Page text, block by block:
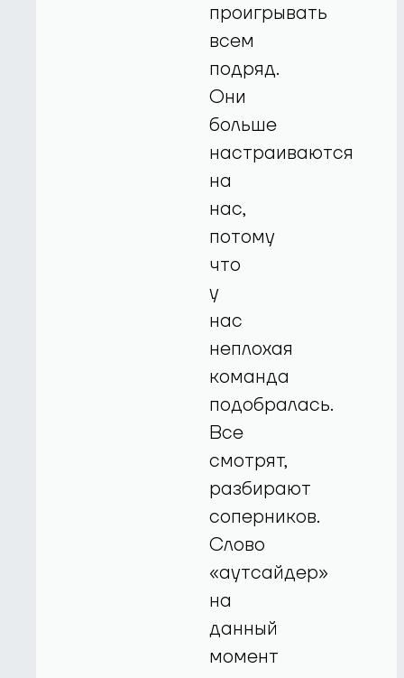
проигрывать
всем
подряд.
Они
больше
настраиваются
на
нас,
потому
что
у
нас
неплохая
команда
подобралась.
Все
смотрят,
разбирают
соперников.
Слово
«аутсайдер»
на
данный
момент